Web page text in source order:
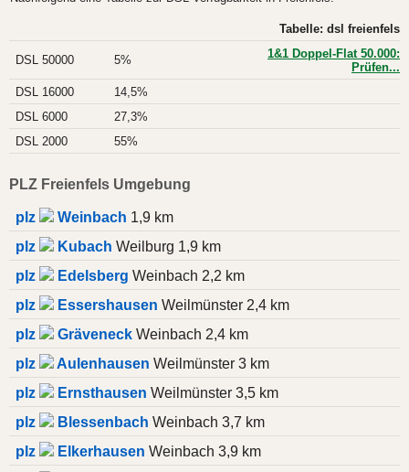
Tabelle: dsl freienfels
DSL 50000 5%
1&1 Doppel-Flat 50.000:
Prüfen...
DSL 16000
14,5%
DSL 6000
27,3%
DSL 2000
55%
PLZ Freienfels Umgebung
plz Weinbach 1,9 km
plz
Kubach Weilburg 1,9 km
plz
Edelsberg Weinbach 2,2 km
plz
Essershausen Weilmünster 2,4 km
plz
Gräveneck Weinbach 2,4 km
plz
Aulenhausen Weilmünster 3 km
plz
Ernsthausen Weilmünster 3,5 km
plz
Blessenbach Weinbach 3,7 km
plz
Elkerhausen Weinbach 3,9 km